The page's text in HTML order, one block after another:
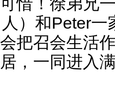
惜！徐弟兄
）和Peter
把召会生活
，一同进入